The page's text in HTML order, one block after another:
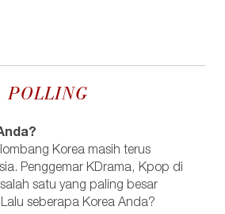
POLLING
Korea masih terus
Penggemar KDrama, Kpop di
satu yang paling besar
seberapa Korea Anda?